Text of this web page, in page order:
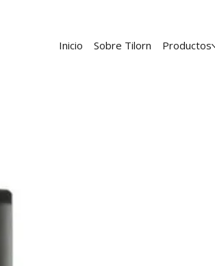
Inicio Sobre Tilorn Productos